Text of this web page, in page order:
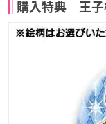
購入特典 王子